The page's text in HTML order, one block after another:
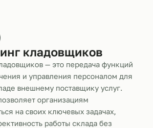
кладовщиков
— это передача функций
и управления персоналом для
внешнему поставщику услуг.
организациям
на своих ключевых задачах,
работы склада без